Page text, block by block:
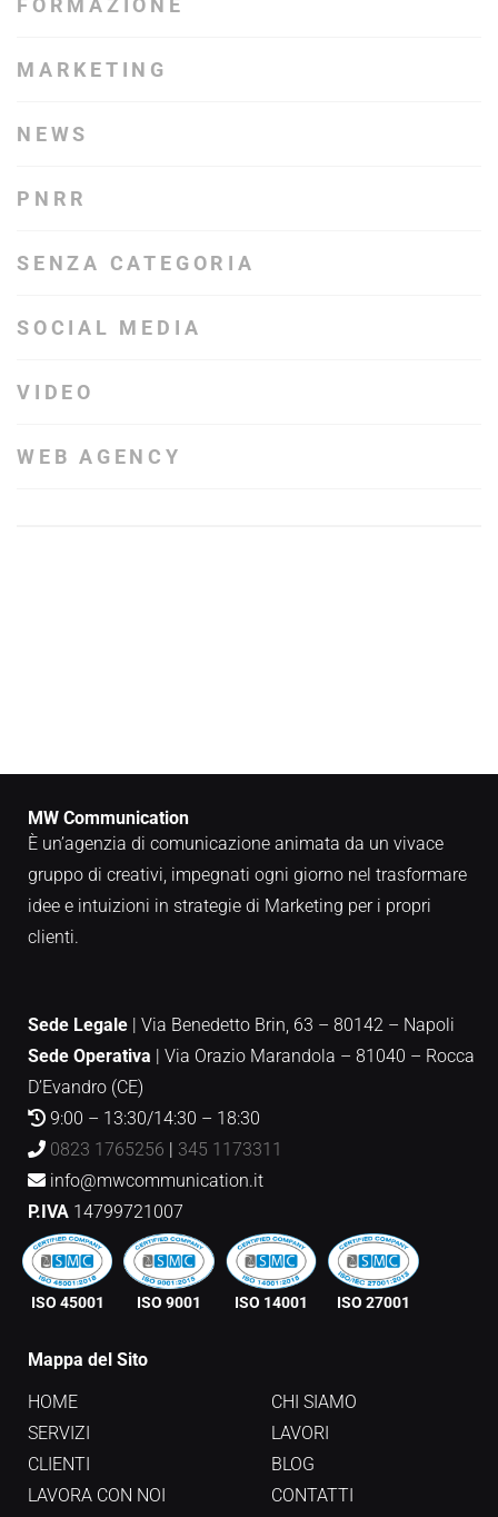
FORMAZIONE
MARKETING
NEWS
PNRR
SENZA CATEGORIA
SOCIAL MEDIA
VIDEO
WEB AGENCY
MW Communication
È un’agenzia di comunicazione animata da un vivace
gruppo di creativi, impegnati ogni giorno nel trasformare
idee e intuizioni in strategie di Marketing per i propri
clienti.
Sede Legale | Via Benedetto Brin, 63 – 80142 – Napoli
Sede Operativa | Via Orazio Marandola – 81040 – Rocca
D’Evandro (CE)
9:00 – 13:30/14:30 – 18:30
0823 1765256 | 345 1173311
info@mwcommunication.it
P.IVA 14799721007
ISO 45001 ISO 9001 ISO 14001 ISO 27001
Mappa del Sito
HOME
CHI SIAMO
SERVIZI
LAVORI
CLIENTI
BLOG
LAVORA CON NOI
CONTATTI